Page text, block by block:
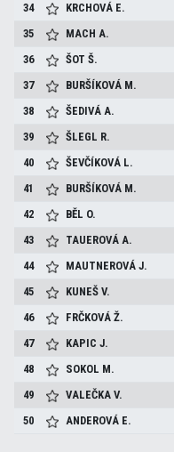
34
KRCHOVÁ E.
35
MACHA.
36
ŠOTŠ.
37
BURŠÍKOVÁ M.
38
ŠEDIVÁA.
39
ŠLEGL R.
40
ŠEVČÍKOVÁ L.
41
BURŠÍKOVÁ M.
42
BĚL O.
43
TAUEROVÁA.
44
MAUTNEROVÁJ.
45
KUNEŠV.
46
FRČKOVÁŽ.
47
KAPICJ.
48
SOKOL M.
49
VALEČKAV.
50
ANDEROVÁ E.